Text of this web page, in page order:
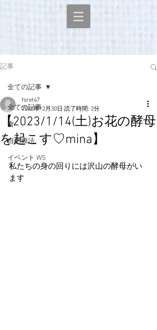
記事
全ての記事
食
自然療法
イベント WS
全ての記事
【2023/1/14(土)お花の酵母
を起こす♡mina】
foret47
2022年12月30日 読了時間: 2分
私たちの身の回りには沢山の酵母がい
ます